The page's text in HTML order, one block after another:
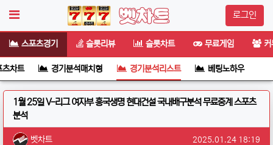
로그인
스포츠경기 슬롯리뷰 슬롯차트 무료게임
차트 경기분석매치형 경기분석리스트 베팅노하우
1월 25일 V-리그 여자부 흥국생명 현대건설 국내배구분석 무료중계 스포츠
분석
작성자 정보
벳차트 작성일
2025.01.24 18:19